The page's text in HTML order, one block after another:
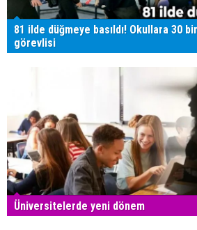
81 ilde düğmeye basıldı! Okullara 30
görevlisi
Üniversitelerde yeni dönem